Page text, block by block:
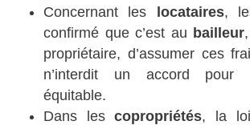
Concernant les locataires,
confirmé que c’est au bailleur
propriétaire, d’assumer ces
n’interdit un accord pour
équitable.
Dans lescopropriétés, la